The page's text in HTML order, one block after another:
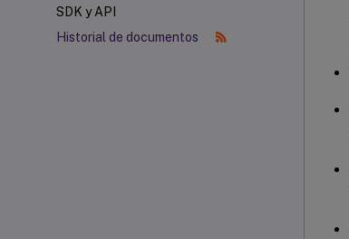
SDK y API
Historial de documentos